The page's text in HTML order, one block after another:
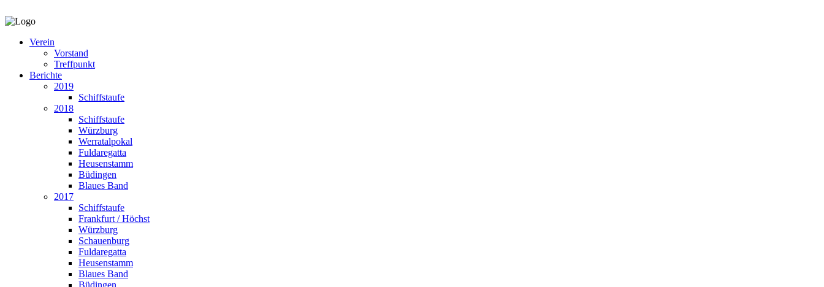
Verein
Vorstand
Treffpunkt
Berichte
2019
Schiffstaufe
2018
Schiffstaufe
Würzburg
Werratalpokal
Fuldaregatta
Heusenstamm
Büdingen
Blaues Band
2017
Schiffstaufe
Frankfurt / Höchst
Würzburg
Schauenburg
Fuldaregatta
Heusenstamm
Blaues Band
Büdingen